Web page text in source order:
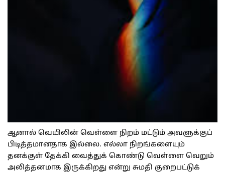
ஆனால் வெயிலின் வெள்ளை நிறம் மட்டும் அவளுக்குப்
பிடித்தமானதாக இல்லை. எல்லா நிறங்களையும்
தனக்குள் தேக்கி வைத்துக் கொண்டு வெள்ளை வெறும்
அலித்தனமாக இருக்கிறது என்று சுமதி குறைபட்டுக்